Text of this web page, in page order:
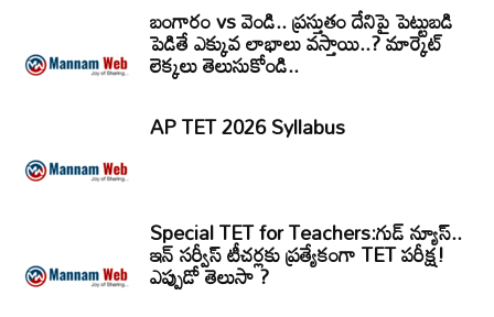
బంగారం vs వెండి.. ప్రస్తుతం దేనిపై పెట్టుబడి
పెడితే ఎక్కువ లాభాలు వస్తాయి..? మార్కెట్
లెక్కలు తెలుసుకోండి..
AP TET 2026 Syllabus
Special TET for Teachers:గుడ్ న్యూస్..
ఇన్ సర్వీస్ టీచర్లకు ప్రత్యేకంగా TET పరీక్ష!
ఎప్పుడో తెలుసా ?